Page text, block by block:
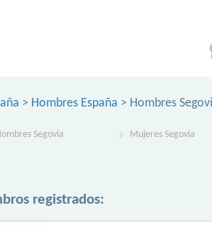
> Hombres España > Hombres
Segovia Mujeres Segovia
registrados: